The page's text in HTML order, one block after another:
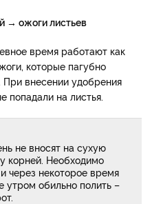
→ ожоги листьев
время работают как
которые пагубно
При внесении удобрения
попадали на листья.
не вносят на сухую
корней. Необходимо
через некоторое время
утром обильно полить –